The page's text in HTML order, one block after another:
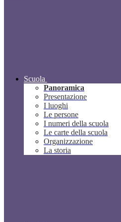
Scuola
Panoramica
Presentazione
I luoghi
Le persone
I numeri della scuola
Le carte della scuola
Organizzazione
La storia